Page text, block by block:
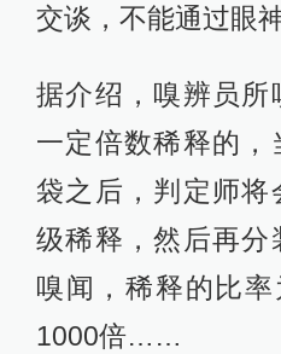
交谈，不能通过眼
据介绍，嗅辨员所
一定倍数稀释的
袋之后，判定师
级稀释，然后再
嗅闻，稀释的比率
1000倍……